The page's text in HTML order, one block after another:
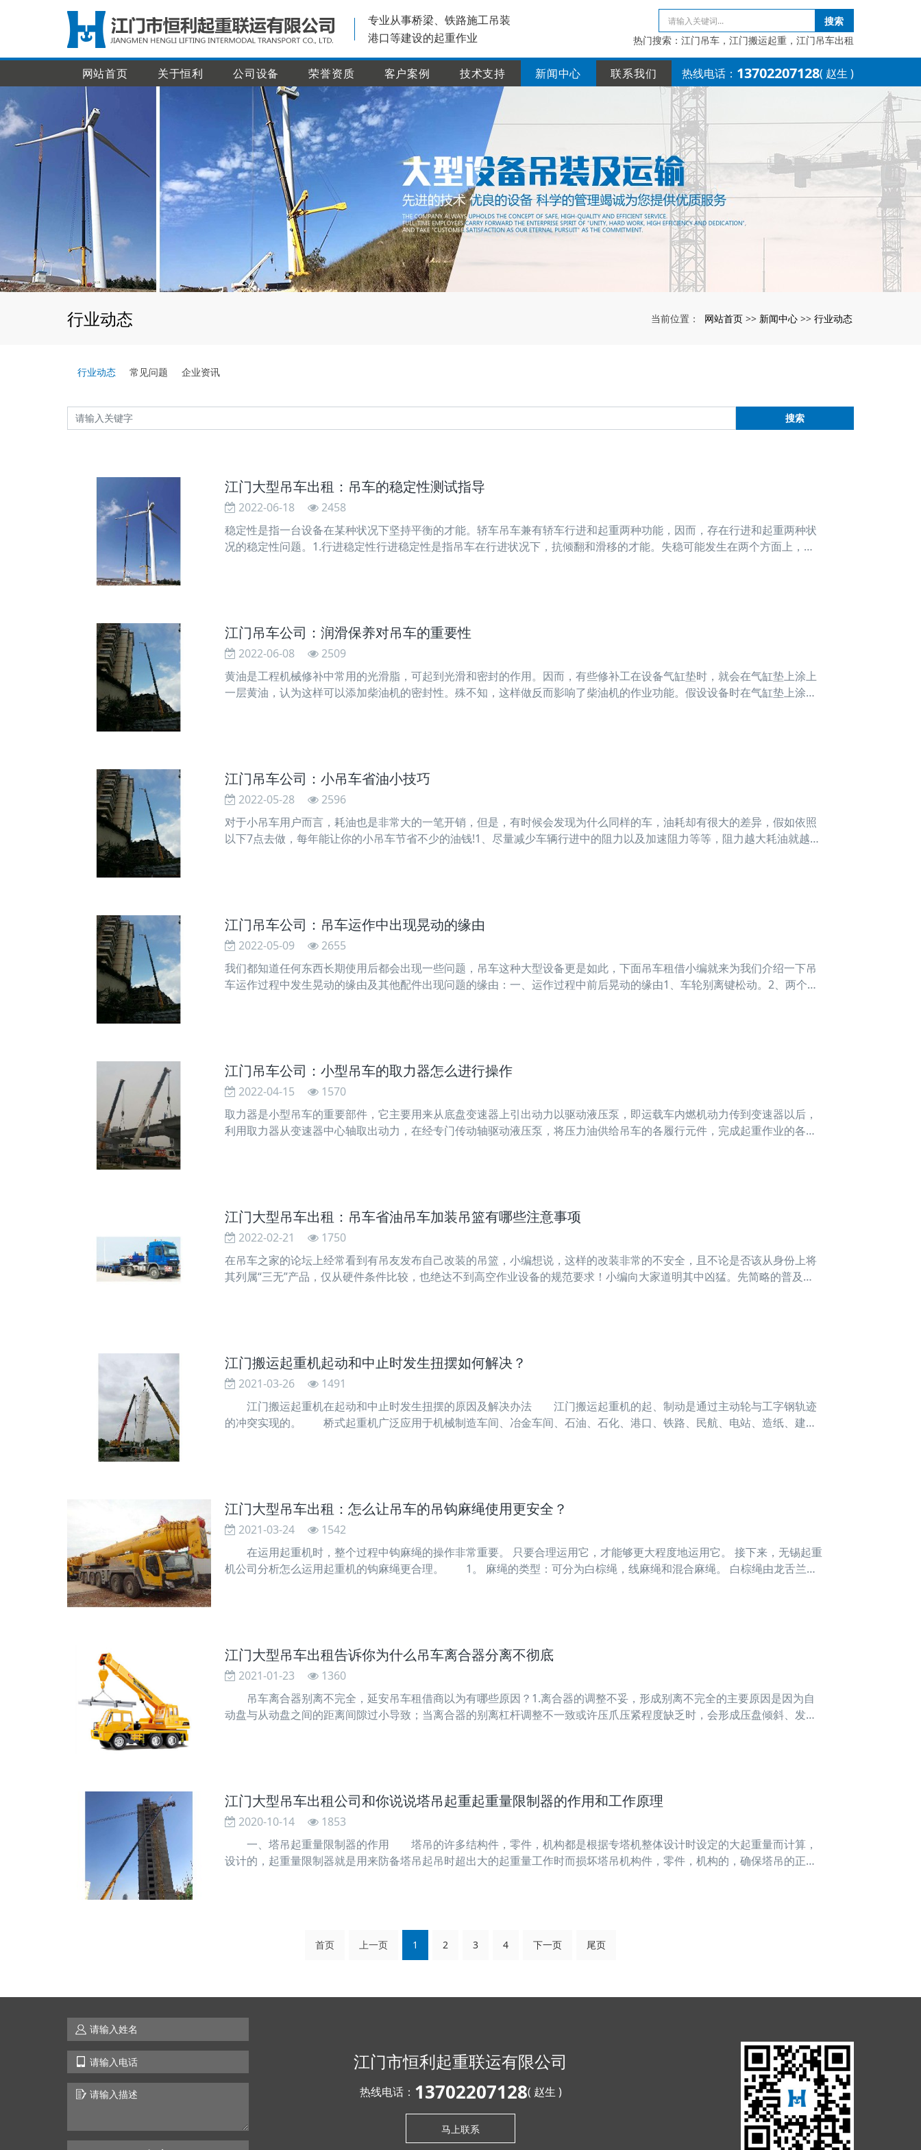
专业从事桥梁、铁路施工吊装
港口等建设的起重作业
搜索
热门搜索：江门吊车，江门搬运起重，江门吊车出租
网站首页 关于恒利 公司设备 荣誉资质 客户案例 技术支持 新闻中心 联系我们 热线电话： 13702207128( 赵生 )
行业动态 当前位置： 网站首页 >> 新闻中心 >> 行业动态
行业动态 常见问题 企业资讯
搜索
江门大型吊车出租：吊车的稳定性测试指导
2022-06-18
2458
稳定性是指一台设备在某种状况下坚持平衡的才能。轿车吊车兼有轿车行进和起重两种功能，因而，存在行进和起重两种状
况的稳定性问题。1.行进稳定性行进稳定性是指吊车在行进状况下，抗倾翻和滑移的才能。失稳可能发生在两个方面上，或
江门吊车公司：润滑保养对吊车的重要性
2022-06-08
2509
黄油是工程机械修补中常用的光滑脂，可起到光滑和密封的作用。因而，有些修补工在设备气缸垫时，就会在气缸垫上涂上
一层黄油，认为这样可以添加柴油机的密封性。殊不知，这样做反而影响了柴油机的作业功能。假设设备时在气缸垫上涂黄
江门吊车公司：小吊车省油小技巧
2022-05-28
2596
对于小吊车用户而言，耗油也是非常大的一笔开销，但是，有时候会发现为什么同样的车，油耗却有很大的差异，假如依照
以下7点去做，每年能让你的小吊车节省不少的油钱!1、尽量减少车辆行进中的阻力以及加速阻力等等，阻力越大耗油就越
江门吊车公司：吊车运作中出现晃动的缘由
2022-05-09
2655
我们都知道任何东西长期使用后都会出现一些问题，吊车这种大型设备更是如此，下面吊车租借小编就来为我们介绍一下吊
车运作过程中发生晃动的缘由及其他配件出现问题的缘由：一、运作过程中前后晃动的缘由1、车轮别离键松动。2、两个抱
江门吊车公司：小型吊车的取力器怎么进行操作
2022-04-15
1570
取力器是小型吊车的重要部件，它主要用来从底盘变速器上引出动力以驱动液压泵，即运载车内燃机动力传到变速器以后，
利用取力器从变速器中心轴取出动力，在经专门传动轴驱动液压泵，将压力油供给吊车的各履行元件，完成起重作业的各种
江门大型吊车出租：吊车省油吊车加装吊篮有哪些注意事项
2022-02-21
1750
在吊车之家的论坛上经常看到有吊友发布自己改装的吊篮，小编想说，这样的改装非常的不安全，且不论是否该从身份上将
其列属“三无”产品，仅从硬件条件比较，也绝达不到高空作业设备的规范要求！小编向大家道明其中凶猛。先简略的普及两
江门搬运起重机起动和中止时发生扭摆如何解决？
2021-03-26
1491
江门搬运起重机在起动和中止时发生扭摆的原因及解决办法 江门搬运起重机的起、制动是通过主动轮与工字钢轨迹
的冲突实现的。 桥式起重机广泛应用于机械制造车间、冶金车间、石油、石化、港口、铁路、民航、电站、造纸、建
江门大型吊车出租：怎么让吊车的吊钩麻绳使用更安全？
2021-03-24
1542
在运用起重机时，整个过程中钩麻绳的操作非常重要。 只要合理运用它，才能够更大程度地运用它。 接下来，无锡起重
机公司分析怎么运用起重机的钩麻绳更合理。 1。 麻绳的类型：可分为白棕绳，线麻绳和混合麻绳。 白棕绳由龙舌兰麻
江门大型吊车出租告诉你为什么吊车离合器分离不彻底
2021-01-23
1360
吊车离合器别离不完全，延安吊车租借商以为有哪些原因？1.离合器的调整不妥，形成别离不完全的主要原因是因为自
动盘与从动盘之间的距离间隙过小导致；当离合器的别离杠杆调整不一致或许压爪压紧程度缺乏时，会形成压盘倾斜、发生
江门大型吊车出租公司和你说说塔吊起重起重量限制器的作用和工作原理
2020-10-14
1853
一、塔吊起重量限制器的作用 塔吊的许多结构件，零件，机构都是根据专塔机整体设计时设定的大起重量而计算，
设计的，起重量限制器就是用来防备塔吊起吊时超出大的起重量工作时而损坏塔吊机构件，零件，机构的，确保塔吊的正常
首页 上一页 1 2 3 4 下一页 尾页
江门市恒利起重联运有限公司
热线电话： 13702207128( 赵生 )
马上联系